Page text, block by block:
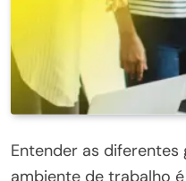
Entender as
ambiente de trabalho